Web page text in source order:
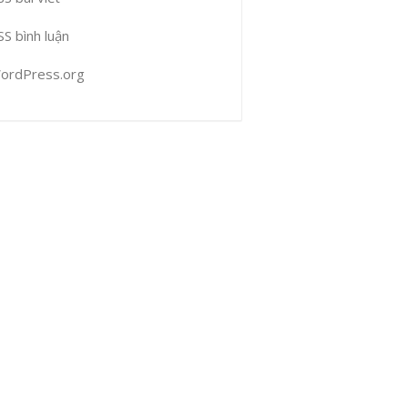
bình luận